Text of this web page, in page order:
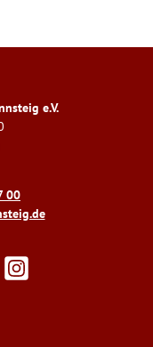
e.V.
00
I
n